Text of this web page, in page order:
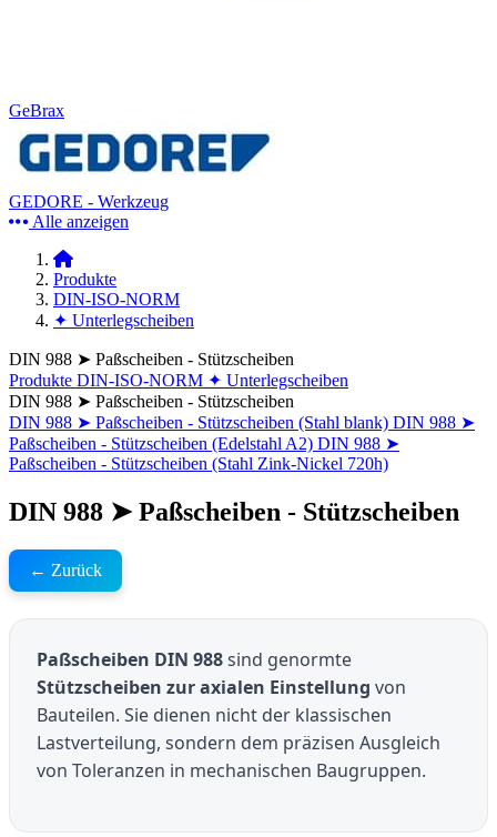
GeBrax
GEDORE - Werkzeug
Alle anzeigen
Produkte
DIN-ISO-NORM
✦ Unterlegscheiben
DIN 988 ➤ Paßscheiben - Stützscheiben
Produkte DIN-ISO-NORM ✦ Unterlegscheiben
DIN 988 ➤ Paßscheiben - Stützscheiben
DIN 988 ➤ Paßscheiben - Stützscheiben (Stahl blank) DIN 988 ➤
Paßscheiben - Stützscheiben (Edelstahl A2) DIN 988 ➤
Paßscheiben - Stützscheiben (Stahl Zink-Nickel 720h)
DIN 988 ➤ Paßscheiben - Stützscheiben
← Zurück
Paßscheiben DIN 988sind genormte
Stützscheiben zur axialen Einstellung von
Bauteilen. Sie dienen nicht der klassischen
Lastverteilung, sondern dem präzisen Ausgleich
von Toleranzen in mechanischen Baugruppen.